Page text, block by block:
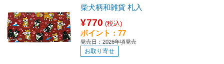
柴犬柄和雑貨 札入
¥770 (税込)
ポイント：77
発売日：2026年頃発売
お取り寄せ